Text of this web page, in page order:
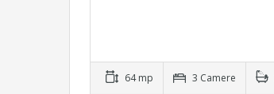
64 mp 3 Camere